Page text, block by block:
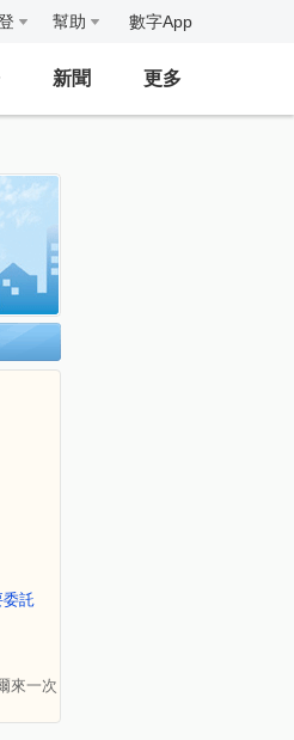
幫助 數字App
新聞 更多
委託
來一次